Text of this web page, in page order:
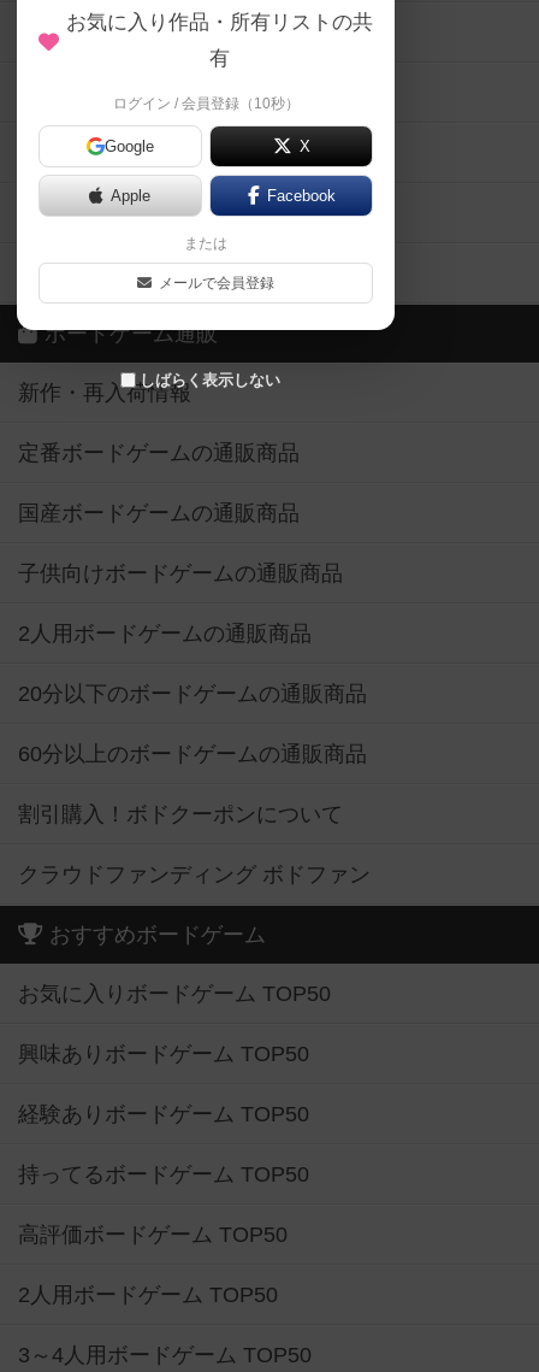
お気に入り作品・所有リストの共
有
ログイン / 会員登録（10秒）
Google X
Apple Facebook
または
メールで会員登録
しばらく表示しない
メカニクス特集
掲示板・トピックス
ボドとも・会員一覧
ボードゲーム業界コラム
ボドゲーマご利用案内
ボードゲーム通販
新作・再入荷情報
定番ボードゲームの通販商品
国産ボードゲームの通販商品
子供向けボードゲームの通販商品
2人用ボードゲームの通販商品
20分以下のボードゲームの通販商品
60分以上のボードゲームの通販商品
割引購入！ボドクーポンについて
クラウドファンディング ボドファン
おすすめボードゲーム
お気に入りボードゲーム TOP50
興味ありボードゲーム TOP50
経験ありボードゲーム TOP50
持ってるボードゲーム TOP50
高評価ボードゲーム TOP50
2人用ボードゲーム TOP50
3～4人用ボードゲーム TOP50